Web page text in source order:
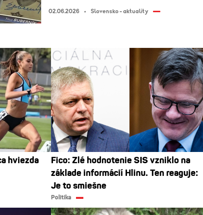
02.06.2026 Slovensko - aktuality
hviezda
Fico: Zlé hodnotenie SIS vzniklo na
základe informácií Hlinu. Ten reaguje:
Je to smiešne
Politika